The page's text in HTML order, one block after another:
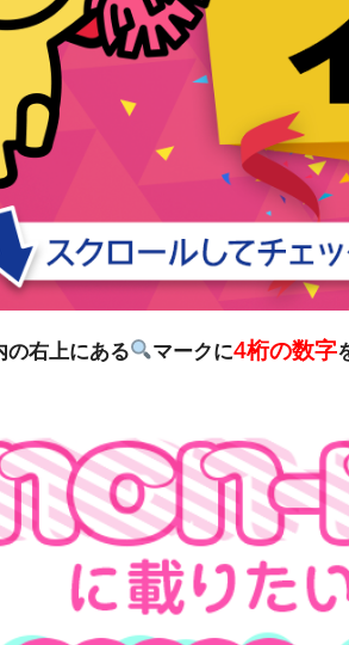
右上にある マークに4桁の数字